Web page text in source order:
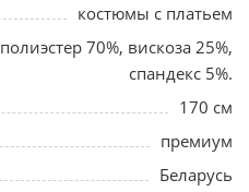
костюмы с платьем
полиэстер 70%, вискоза 25%,
спандекс 5%.
170 см
премиум
Беларусь